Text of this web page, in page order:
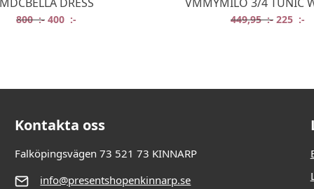
800:- Det ursprungliga priset var: 800 :-.
400 :- 449,95:- Det
225 :-
Kontakta oss
Falköpingsvägen 73 521 73 KINNARP
info@presentshopenkinnarp.se